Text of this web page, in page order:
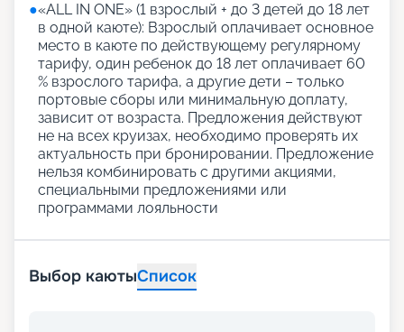
●«АLL IN ONE» (1 взрослый + до 3 детей до 18 лет
в одной каюте): Взрослый оплачивает основное
место в каюте по действующему регулярному
тарифу, один ребенок до 18 лет оплачивает 60
% взрослого тарифа, а другие дети – только
портовые сборы или минимальную доплату,
зависит от возраста. Предложения действуют
не на всех круизах, необходимо проверять их
актуальность при бронировании. Предложение
нельзя комбинировать с другими акциями,
специальными предложениями или
программами лояльности
Выбор каютыСписок